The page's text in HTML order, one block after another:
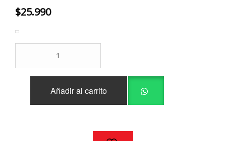
$25.990
SUBARU
FORESTER
Añadir al carrito